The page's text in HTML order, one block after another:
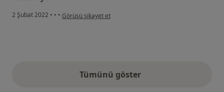
2 Şubat 2022 • • • kullanıcının görüşüne göre c.....
Görüşü şikayet et
Tümünü gösteryukarıdaki görüşler